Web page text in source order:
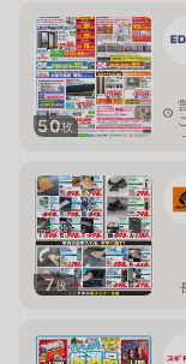
50枚
7枚